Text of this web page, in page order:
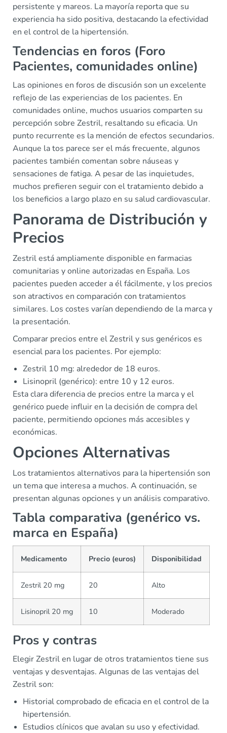
persistente y mareos. La mayoría reporta que su
experiencia ha sido positiva, destacando la efectividad
en el control de la hipertensión.
Tendencias en foros (Foro
Pacientes, comunidades online)
Las opiniones en foros de discusión son un excelente
reflejo de las experiencias de los pacientes. En
comunidades online, muchos usuarios comparten su
percepción sobre Zestril, resaltando su eficacia. Un
punto recurrente es la mención de efectos secundarios.
Aunque la tos parece ser el más frecuente, algunos
pacientes también comentan sobre náuseas y
sensaciones de fatiga. A pesar de las inquietudes,
muchos prefieren seguir con el tratamiento debido a
los beneficios a largo plazo en su salud cardiovascular.
Panorama de Distribución y
Precios
Zestril está ampliamente disponible en farmacias
comunitarias y online autorizadas en España. Los
pacientes pueden acceder a él fácilmente, y los precios
son atractivos en comparación con tratamientos
similares. Los costes varían dependiendo de la marca y
la presentación.
Comparar precios entre el Zestril y sus genéricos es
esencial para los pacientes. Por ejemplo:
Zestril 10 mg: alrededor de 18 euros.
Lisinopril (genérico): entre 10 y 12 euros.
Esta clara diferencia de precios entre la marca y el
genérico puede influir en la decisión de compra del
paciente, permitiendo opciones más accesibles y
económicas.
Opciones Alternativas
Los tratamientos alternativos para la hipertensión son
un tema que interesa a muchos. A continuación, se
presentan algunas opciones y un análisis comparativo.
Tabla comparativa (genérico vs.
marca en España)
Medicamento Precio (euros) Disponibilidad
Zestril 20 mg 20 Alto
Lisinopril 20 mg 10 Moderado
Pros y contras
Elegir Zestril en lugar de otros tratamientos tiene sus
ventajas y desventajas. Algunas de las ventajas del
Zestril son:
Historial comprobado de eficacia en el control de la
hipertensión.
Estudios clínicos que avalan su uso y efectividad.